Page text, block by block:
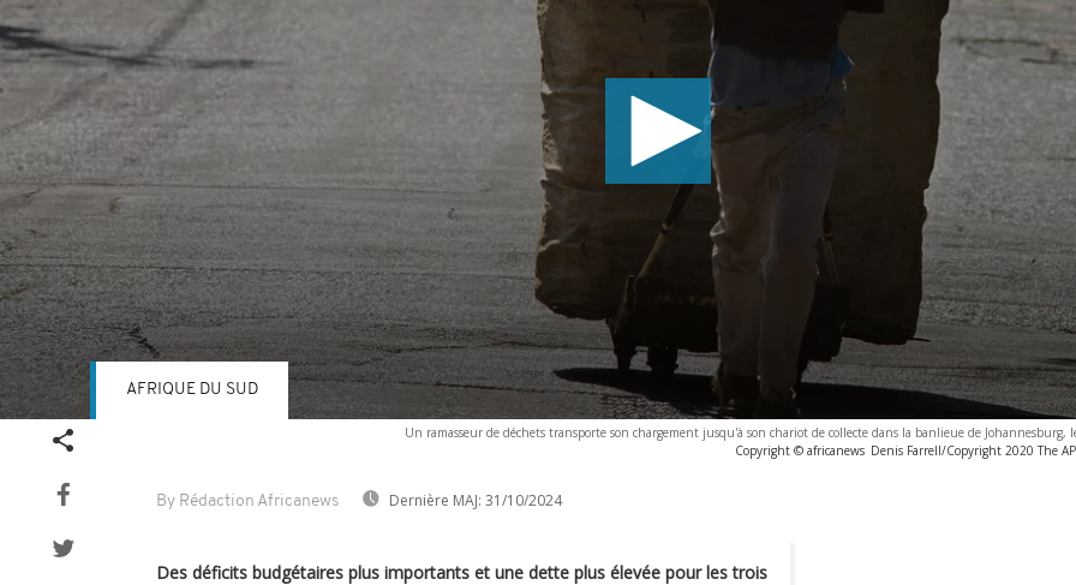
Un ramasseur de déchets transporte son chargement jusqu'à son chariot de collecte dans la banlieue de Johannesburg,
Copyright © africanews Denis Farrell/Copyright 2020 The
By Rédaction Africanews Dernière MAJ: 31/10/2024
AFRIQUE DU SUD
Des déficits budgétaires plus importants et une dette plus élevée pour les trois